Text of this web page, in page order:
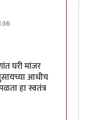
घरी मांजर
आधीच
हा स्वतंत्र